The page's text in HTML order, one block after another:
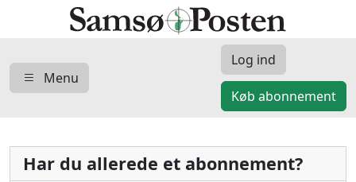
Menu
Log ind
Køb abonnement
Har du allerede et abonnement?